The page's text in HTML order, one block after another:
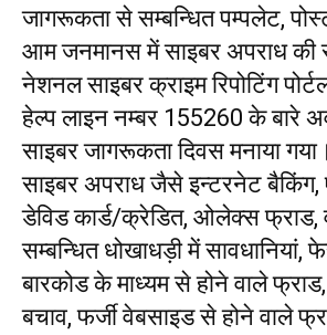
जागरूकता से सम्बन्धित पम्पलेट,
आम जनमानस में साइबर अपराध की
नेशनल साइबर क्राइम रिपोटिंग
हेल्प लाइन नम्बर 155260 के बारे
साइबर जागरूकता दिवस मनाया गया।
साइबर अपराध जैसे इन्टरनेट बैकिंग,
डेविड कार्ड/क्रेडित, ओलेक्स
सम्बन्धित धोखाधड़ी में सावधानियां,
बारकोड के माध्यम से होने वाले
बचाव, फर्जी वेबसाइड से होने वाले